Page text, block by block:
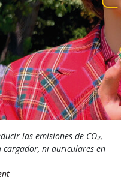
las emisiones de CO2,
cargador, ni auriculares en